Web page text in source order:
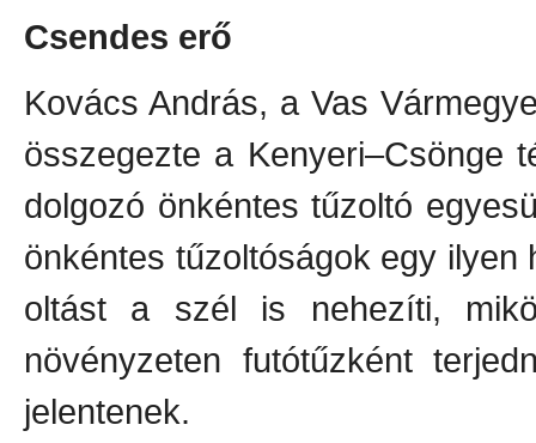
Csendes erő
Kovács András, a Vas
összegezte a Kenyeri–Csönge
dolgozó önkéntes tűzoltó
önkéntes tűzoltóságok egy
oltást a szél is nehezíti,
növényzeten futótűzként
jelentenek.